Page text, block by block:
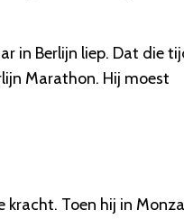
in Berlijn liep. Dat die
Marathon. Hij moest
kracht. Toen hij in Monza